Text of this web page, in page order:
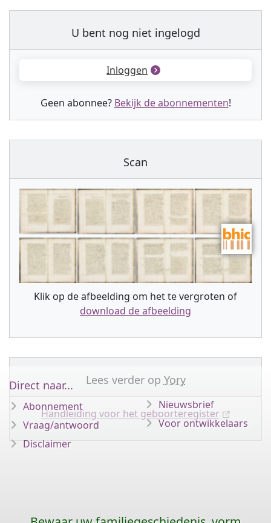
U bent nog niet ingelogd
Inloggen
Geen abonnee? Bekijk de abonnementen!
Scan
Klik op de afbeelding om het te vergroten of
download de afbeelding
Lees verder op Yory
Handleiding voor het geboorteregister
Direct naar...
Abonnement
Vraag/antwoord
Disclaimer
Nieuwsbrief
Voor ontwikkelaars